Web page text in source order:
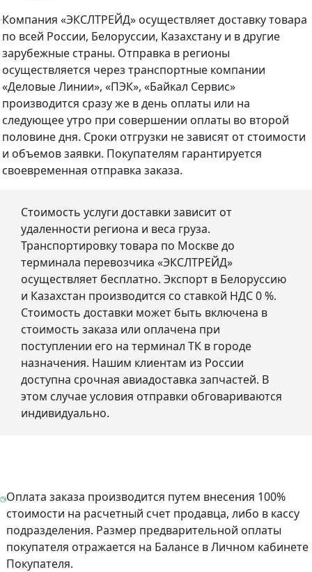
Компания «ЭКСЛТРЕЙД» осуществляет доставку товара
по всей России, Белоруссии, Казахстану и в другие
зарубежные страны. Отправка в регионы
осуществляется через транспортные компании
«Деловые Линии», «ПЭК», «Байкал Сервис»
производится сразу же в день оплаты или на
следующее утро при совершении оплаты во второй
половине дня. Сроки отгрузки не зависят от стоимости
и объемов заявки. Покупателям гарантируется
своевременная отправка заказа.
Стоимость услуги доставки зависит от
удаленности региона и веса груза.
Транспортировку товара по Москве до
терминала перевозчика «ЭКСЛТРЕЙД»
осуществляет бесплатно. Экспорт в Белоруссию
и Казахстан производится со ставкой НДС 0 %.
Стоимость доставки может быть включена в
стоимость заказа или оплачена при
поступлении его на терминал ТК в городе
назначения. Нашим клиентам из России
доступна срочная авиадоставка запчастей. В
этом случае условия отправки обговариваются
индивидуально.
Оплата заказа производится путем внесения 100%
стоимости на расчетный счет продавца, либо в кассу
подразделения. Размер предварительной оплаты
покупателя отражается на Балансе в Личном кабинете
Покупателя.